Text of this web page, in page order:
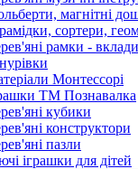
магнітні
сортери,
рамки -
Монтессорі
ТМ Познавалка
кубики
конструктори
пазли
іграшки для дітей